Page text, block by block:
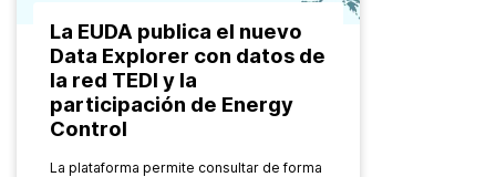
La EUDA publica el nuevo
Data Explorer con datos de
la red TEDI y la
participación de Energy
Control
La plataforma permite consultar de forma